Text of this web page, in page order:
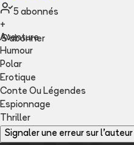
5 abonnés
+
S'abonner
Aventure
Humour
Polar
Erotique
Conte Ou Légendes
Espionnage
Thriller
Signaler une erreur sur l'auteur